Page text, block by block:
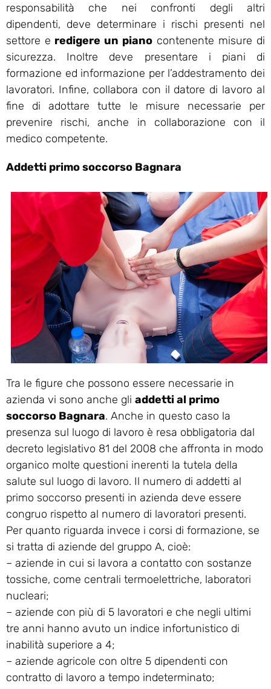
responsabilità che nei confronti degli altri
dipendenti, deve determinare i rischi presenti nel
settore e redigere un piano contenente misure di
sicurezza. Inoltre deve presentare i piani di
formazione ed informazione per l’addestramento dei
lavoratori. Infine, collabora con il datore di lavoro al
fine di adottare tutte le misure necessarie per
prevenire rischi, anche in collaborazione con il
medico competente.
Addetti primo soccorso Bagnara
Tra le figure che possono essere necessarie in
azienda vi sono anche gli addetti al primo
soccorso Bagnara. Anche in questo caso la
presenza sul luogo di lavoro è resa obbligatoria dal
decreto legislativo 81 del 2008 che affronta in modo
organico molte questioni inerenti la tutela della
salute sul luogo di lavoro. Il numero di addetti al
primo soccorso presenti in azienda deve essere
congruo rispetto al numero di lavoratori presenti.
Per quanto riguarda invece i corsi di formazione, se
si tratta di aziende del gruppo A, cioè:
– aziende in cui si lavora a contatto con sostanze
tossiche, come centrali termoelettriche, laboratori
nucleari;
– aziende con più di 5 lavoratori e che negli ultimi
tre anni hanno avuto un indice infortunistico di
inabilità superiore a 4;
– aziende agricole con oltre 5 dipendenti con
contratto di lavoro a tempo indeterminato;